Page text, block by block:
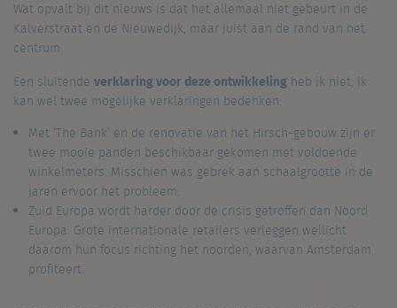
Wat opvalt bij dit nieuws is dat het allemaal niet gebeurt in de
Kalverstraat en de Nieuwedijk, maar juist aan de rand van het
centrum.
Een sluitende verklaring voor deze ontwikkeling heb ik niet, ik
kan wel twee mogelijke verklaringen bedenken:
Met ‘The Bank’ en de renovatie van het Hirsch-gebouw zijn er
twee mooie panden beschikbaar gekomen met voldoende
winkelmeters. Misschien was gebrek aan schaalgrootte in de
jaren ervoor het probleem.
Zuid Europa wordt harder door de crisis getroffen dan Noord
Europa. Grote internationale retailers verleggen wellicht
daarom hun focus richting het noorden, waarvan Amsterdam
profiteert.